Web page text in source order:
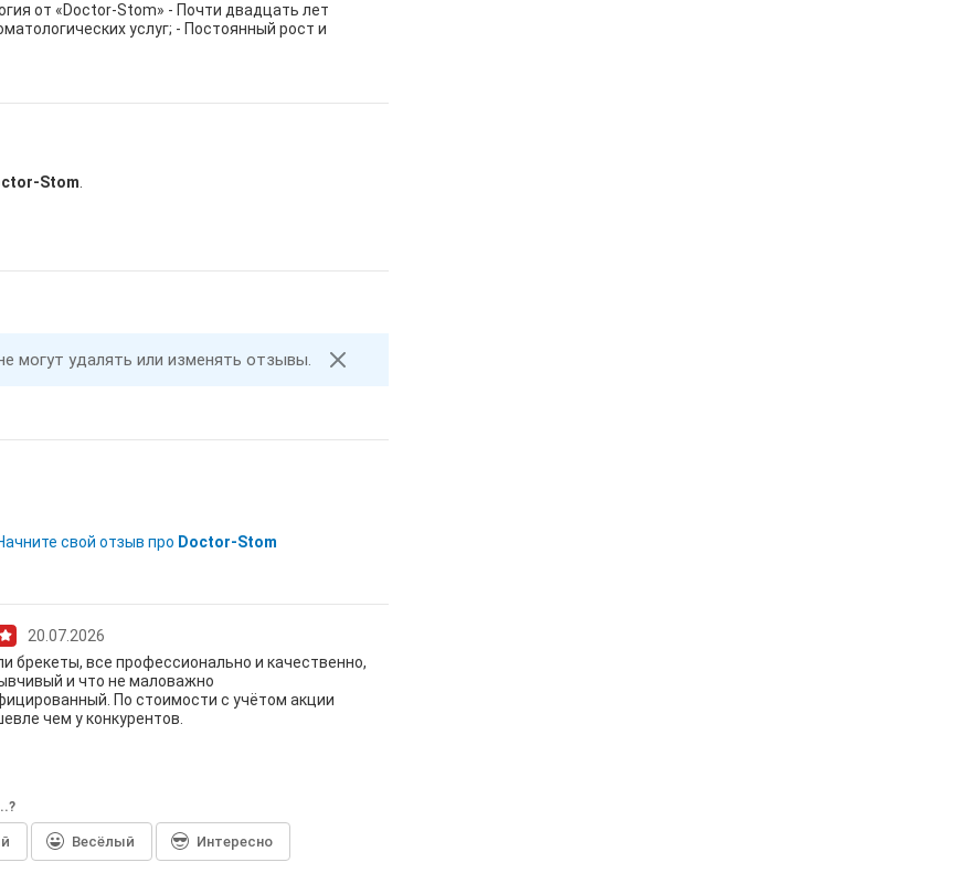
от «Doctor-Stom» - Почти двадцать лет
услуг; - Постоянный рост и
Stom
могут удалять или изменять отзывы.
свой отзыв про Doctor-Stom
20.07.2026
брекеты, все профессионально и качественно,
и что не маловажно
По стоимости с учётом акции
чем у конкурентов.
Весёлый Интересно